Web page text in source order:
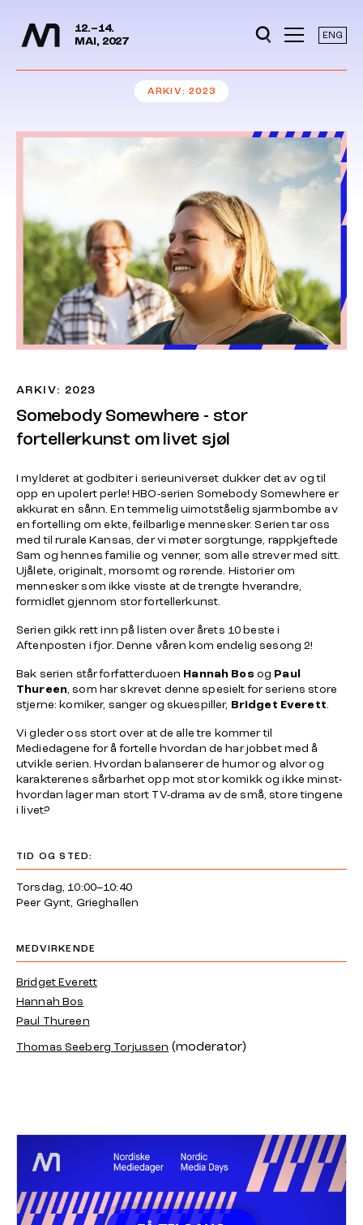
Hopp til hovedinnhold
12.–14.
MAI, 2027
ENG
ARKIV 2023
ARKIV: 2023
Somebody Somewhere - stor
fortellerkunst om livet sjøl
I mylderet at godbiter i serieuniverset dukker det av og til
opp en upolert perle! HBO-serien Somebody Somewhere er
akkurat en sånn. En temmelig uimotståelig sjarmbombe av
en fortelling om ekte, feilbarlige mennesker. Serien tar oss
med til rurale Kansas, der vi møter sorgtunge, rappkjeftede
Sam og hennes familie og venner, som alle strever med sitt.
Ujålete, originalt, morsomt og rørende. Historier om
mennesker som ikke visste at de trengte hverandre,
formidlet gjennom stor fortellerkunst.
Serien gikk rett inn på listen over årets 10 beste i
Aftenposten i fjor. Denne våren kom endelig sesong 2!
Bak serien står forfatterduoen Hannah Bos og Paul
Thureen, som har skrevet denne spesielt for seriens store
stjerne: komiker, sanger og skuespiller, Bridget Everett.
Vi gleder oss stort over at de alle tre kommer til
Mediedagene for å fortelle hvordan de har jobbet med å
utvikle serien. Hvordan balanserer de humor og alvor og
karakterenes sårbarhet opp mot stor komikk og ikke minst-
hvordan lager man stort TV-drama av de små, store tingene
i livet?
TID OG STED:
Torsdag, 10:00–10:40
Peer Gynt, Grieghallen
MEDVIRKENDE
Bridget Everett
Hannah Bos
Paul Thureen
Thomas Seeberg Torjussen (moderator)